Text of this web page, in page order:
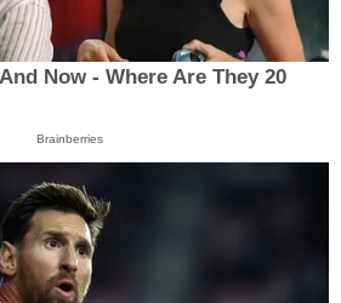
Now - Where Are They 20
Brainberries